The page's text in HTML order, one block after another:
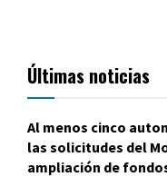
Últimas noticias
Al menos cinco
las solicitudes del
ampliación de